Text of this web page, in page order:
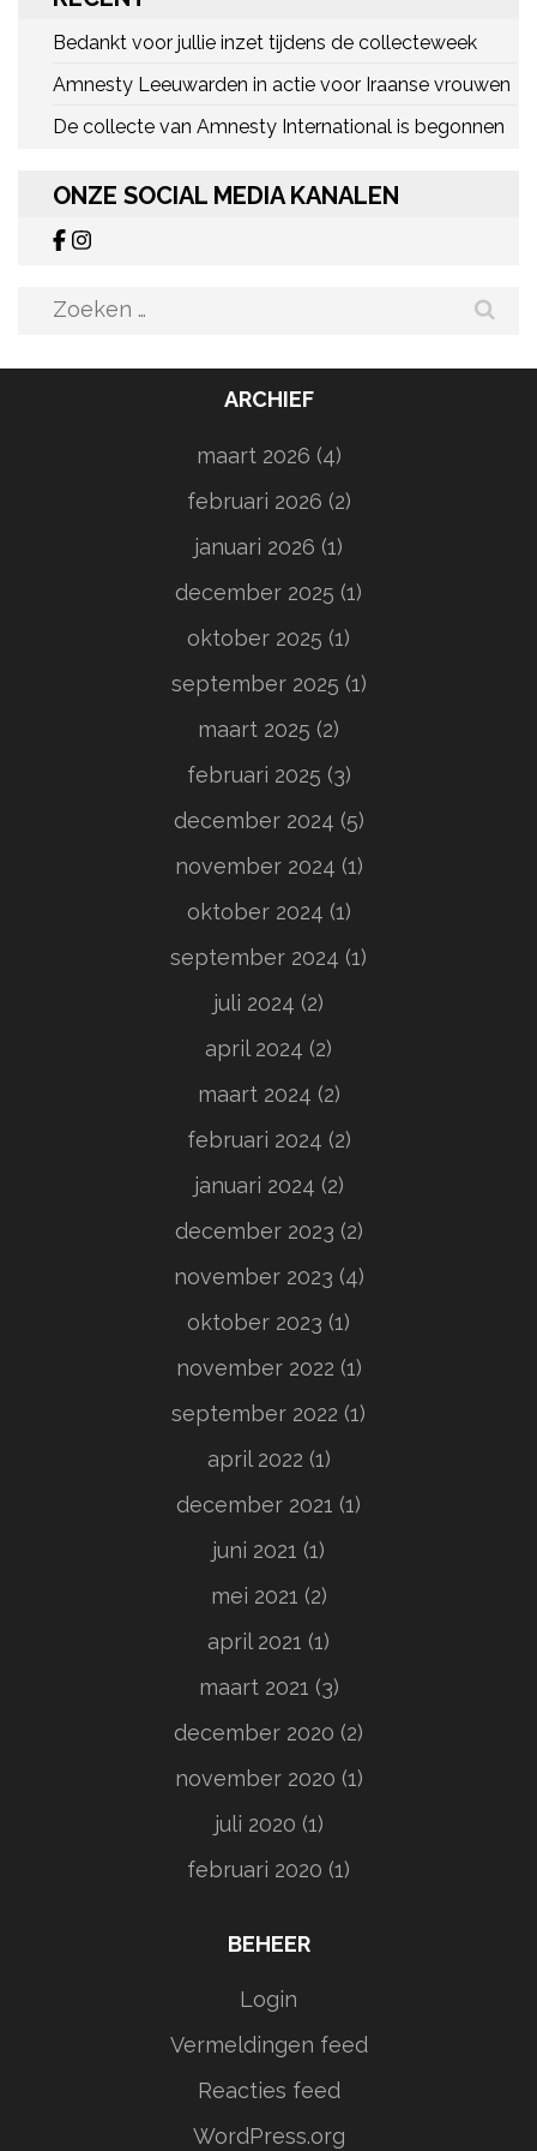
Bedankt voor jullie inzet tijdens de collecteweek
Amnesty Leeuwarden in actie voor Iraanse vrouwen
De collecte van Amnesty International is begonnen
ONZE SOCIAL MEDIA KANALEN
Zoeken
ARCHIEF
maart 2026 (4)
februari 2026 (2)
januari 2026 (1)
december 2025 (1)
oktober 2025 (1)
september 2025 (1)
maart 2025 (2)
februari 2025 (3)
december 2024 (5)
november 2024 (1)
oktober 2024 (1)
september 2024 (1)
juli 2024 (2)
april 2024 (2)
maart 2024 (2)
februari 2024 (2)
januari 2024 (2)
december 2023 (2)
november 2023 (4)
oktober 2023 (1)
november 2022 (1)
september 2022 (1)
april 2022 (1)
december 2021 (1)
juni 2021 (1)
mei 2021 (2)
april 2021 (1)
maart 2021 (3)
december 2020 (2)
november 2020 (1)
juli 2020 (1)
februari 2020 (1)
BEHEER
Login
Vermeldingen feed
Reacties feed
WordPress.org